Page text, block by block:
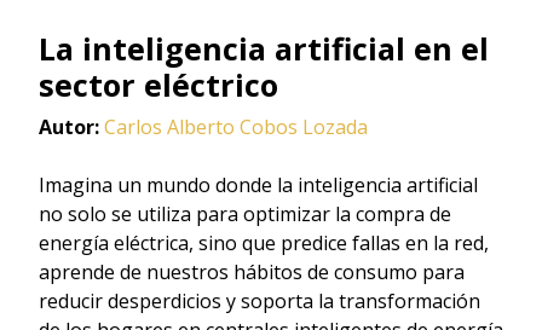
La inteligencia artificial en el
sector eléctrico
Autor:Carlos Alberto Cobos Lozada
Imagina un mundo donde la inteligencia artificial
no solo se utiliza para optimizar la compra de
energía eléctrica, sino que predice fallas en la red,
aprende de nuestros hábitos de consumo para
reducir desperdicios y soporta la transformación